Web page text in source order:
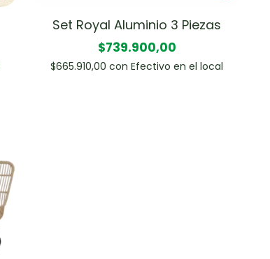
Set Royal Aluminio 3 Piezas
$739.900,00
$665.910,00 con Efectivo en el local